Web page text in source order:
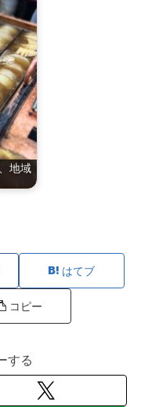
地域
はてブ
コピー
する